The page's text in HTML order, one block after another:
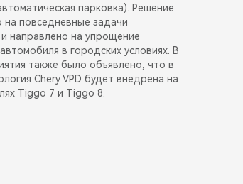
парковка). Решение
на повседневные задачи
направлено на упрощение
в городских условиях. В
также было объявлено, что в
Chery VPD будет внедрена на
Tiggo 7 и Tiggo 8.